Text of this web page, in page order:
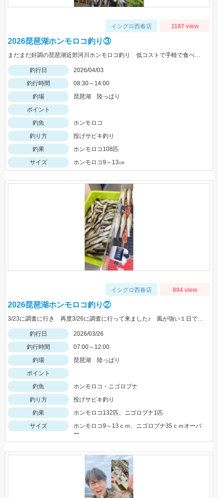
イシグロ西春店 1187 view
2026琵琶湖ホンモロコ釣り③
まだまだ好調の琵琶湖近郊河川ホンモロコ釣り 低コストで手軽で食べて美味しいホンモロコ釣り(^^♪ のんびり桜を見ながら釣りができるシーズンになりました♪
釣行日
2026/04/03
釣行時間
08:30～14:00
釣場
琵琶湖 陸っぱり
ポイント
釣魚
ホンモロコ
釣り方
投げサビキ釣り
釣果
ホンモロコ108匹
サイズ
ホンモロコ9～13㎝
イシグロ西春店 894 view
2026琵琶湖ホンモロコ釣り②
3/23に調査に行き 再度3/26に調査に行って来ました♪ 風が強い１日でしたが、やはり入れ食い状態継続でした♪
釣行日
2026/03/26
釣行時間
07:00～12:00
釣場
琵琶湖 陸っぱり
ポイント
釣魚
ホンモロコ・ニゴロブナ
釣り方
投げサビキ釣り
釣果
ホンモロコ132匹、ニゴロブナ1匹
サイズ
ホンモロコ9～13ｃｍ、ニゴロブナ35ｃｍオーバ
ー